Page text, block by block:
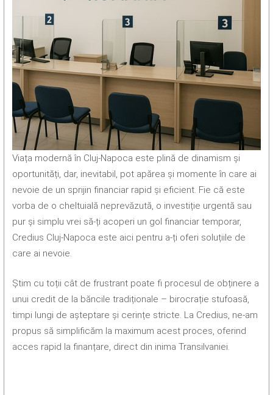
Viața modernă în Cluj-Napoca este plină de dinamism și
oportunități, dar, inevitabil, pot apărea și momente în care ai
nevoie de un sprijin financiar rapid și eficient. Fie că este
vorba de o cheltuială neprevăzută, o investiție urgentă sau
pur și simplu vrei să-ți acoperi un gol financiar temporar,
Credius Cluj-Napoca este aici pentru a-ți oferi soluțiile de
care ai nevoie.
Știm cu toții cât de frustrant poate fi procesul de obținere a
unui credit de la băncile tradiționale – birocrație stufoasă,
timpi lungi de așteptare și cerințe stricte. La Credius, ne-am
propus să simplificăm la maximum acest proces, oferind
acces rapid la finanțare, direct din inima Transilvaniei.